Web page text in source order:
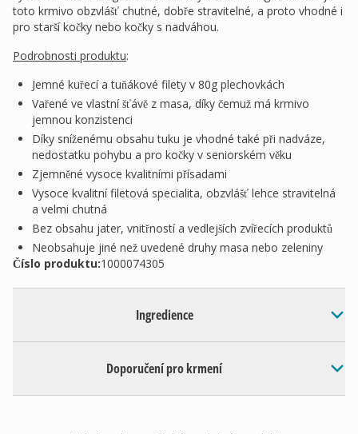
toto krmivo obzvlášť chutné, dobře stravitelné, a proto vhodné i
pro starší kočky nebo kočky s nadváhou.
Podrobnosti produktu:
Jemné kuřecí a tuňákové filety v 80g plechovkách
Vařené ve vlastní šťávě z masa, díky čemuž má krmivo
jemnou konzistenci
Díky sníženému obsahu tuku je vhodné také při nadváze,
nedostatku pohybu a pro kočky v seniorském věku
Zjemněné vysoce kvalitními přísadami
Vysoce kvalitní filetová specialita, obzvlášť lehce stravitelná
a velmi chutná
Bez obsahu jater, vnitřností a vedlejších zvířecích produktů
Neobsahuje jiné než uvedené druhy masa nebo zeleniny
Číslo produktu:1000074305
Ingredience
Doporučení pro krmení